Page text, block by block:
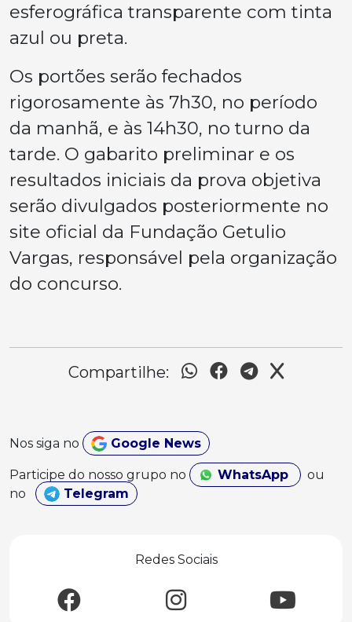
esferográfica transparente com tinta
azul ou preta.
Os portões serão fechados
rigorosamente às 7h30, no período
da manhã, e às 14h30, no turno da
tarde. O gabarito preliminar e os
resultados iniciais da prova objetiva
serão divulgados posteriormente no
site oficial da Fundação Getulio
Vargas, responsável pela organização
do concurso.
Compartilhe:
Nos siga no Google News
Participe do nosso grupo no WhatsApp
ou
no
Telegram
Redes Sociais